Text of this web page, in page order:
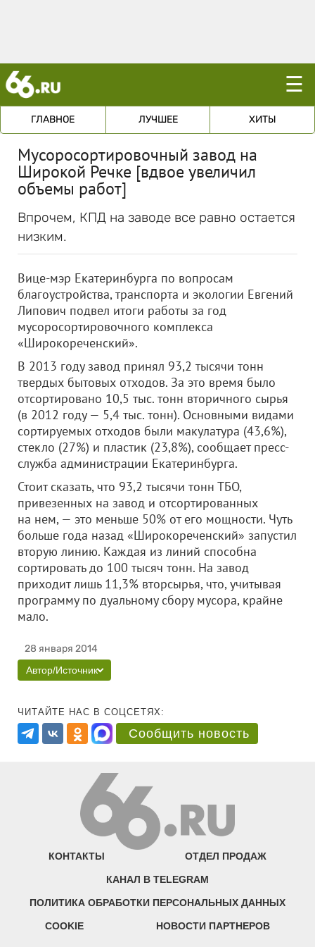
☰
ГЛАВНОЕ ЛУЧШЕЕ ХИТЫ
Мусоросортировочный завод на
Широкой Речке [вдвое увеличил
объемы работ]
Впрочем, КПД на заводе все равно остается
низким.
Вице-мэр Екатеринбурга по вопросам
благоустройства, транспорта и экологии Евгений
Липович подвел итоги работы за год
мусоросортировочного комплекса
«Широкореченский».
В 2013 году завод принял 93,2 тысячи тонн
твердых бытовых отходов. За это время было
отсортировано 10,5 тыс. тонн вторичного сырья
(в 2012 году — 5,4 тыс. тонн). Основными видами
сортируемых отходов были макулатура (43,6%),
стекло (27%) и пластик (23,8%), сообщает пресс-
служба администрации Екатеринбурга.
Стоит сказать, что 93,2 тысячи тонн ТБО,
привезенных на завод и отсортированных
на нем, — это меньше 50% от его мощности. Чуть
больше года назад «Широкореченский» запустил
вторую линию. Каждая из линий способна
сортировать до 100 тысяч тонн. На завод
приходит лишь 11,3% вторсырья, что, учитывая
программу по дуальному сбору мусора, крайне
мало.
28 января 2014
Автор/Источник
ЧИТАЙТЕ НАС В СОЦСЕТЯХ:
Сообщить новость
КОНТАКТЫ ОТДЕЛ ПРОДАЖ
КАНАЛ В TELEGRAM
ПОЛИТИКА ОБРАБОТКИ ПЕРСОНАЛЬНЫХ ДАННЫХ
COOKIE НОВОСТИ ПАРТНЕРОВ